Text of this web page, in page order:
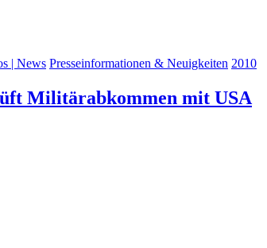
| News Presseinformationen & Neuigkeiten 2010
Militärabkommen mit USA